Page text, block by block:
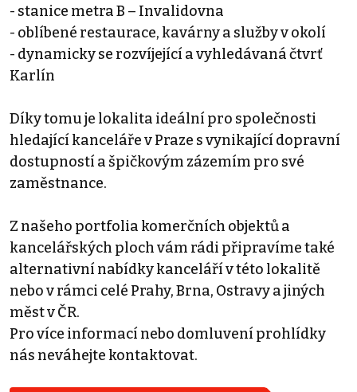
- stanice metra B – Invalidovna
- oblíbené restaurace, kavárny a služby v okolí
- dynamicky se rozvíjející a vyhledávaná čtvrť
Karlín
Díky tomu je lokalita ideální pro společnosti
hledající kanceláře v Praze s vynikající dopravní
dostupností a špičkovým zázemím pro své
zaměstnance.
Z našeho portfolia komerčních objektů a
kancelářských ploch vám rádi připravíme také
alternativní nabídky kanceláří v této lokalitě
nebo v rámci celé Prahy, Brna, Ostravy a jiných
měst v ČR.
Pro více informací nebo domluvení prohlídky
nás neváhejte kontaktovat.